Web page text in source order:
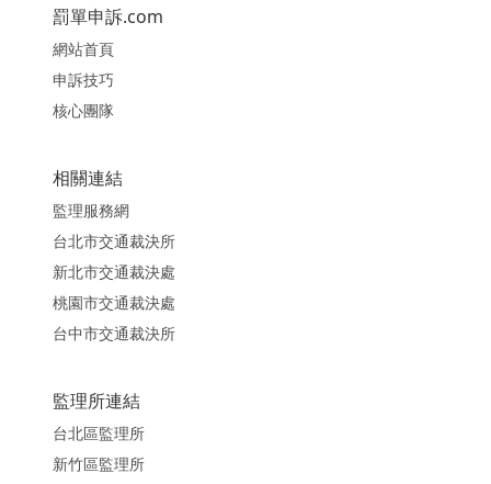
罰單申訴.com
網站首頁
申訴技巧
核心團隊
相關連結
監理服務網
台北市交通裁決所
新北市交通裁決處
桃園市交通裁決處
台中市交通裁決所
監理所連結
台北區監理所
新竹區監理所